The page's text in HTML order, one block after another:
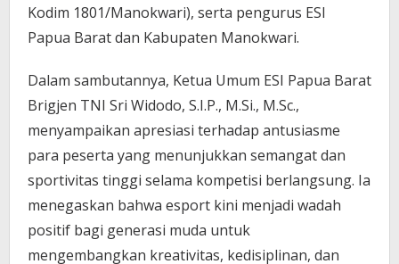
Kodim 1801/Manokwari), serta pengurus ESI
Papua Barat dan Kabupaten Manokwari.
Dalam sambutannya, Ketua Umum ESI Papua Barat
Brigjen TNI Sri Widodo, S.I.P., M.Si., M.Sc.,
menyampaikan apresiasi terhadap antusiasme
para peserta yang menunjukkan semangat dan
sportivitas tinggi selama kompetisi berlangsung. Ia
menegaskan bahwa esport kini menjadi wadah
positif bagi generasi muda untuk
mengembangkan kreativitas, kedisiplinan, dan